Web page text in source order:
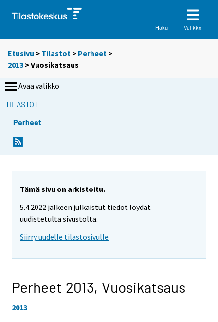
Haku Valikko
Etusivu > Tilastot > Perheet >
2013 >Vuosikatsaus
Avaa valikko
TILASTOT
Perheet
Tämä sivu on arkistoitu.
5.4.2022 jälkeen julkaistut tiedot löydät
uudistetulta sivustolta.
Siirry uudelle tilastosivulle
Perheet 2013, Vuosikatsaus
2013